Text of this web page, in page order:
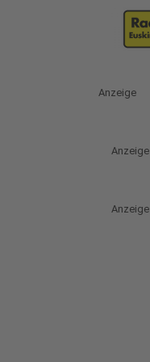
Anzeige
Anzeige
Anzeige